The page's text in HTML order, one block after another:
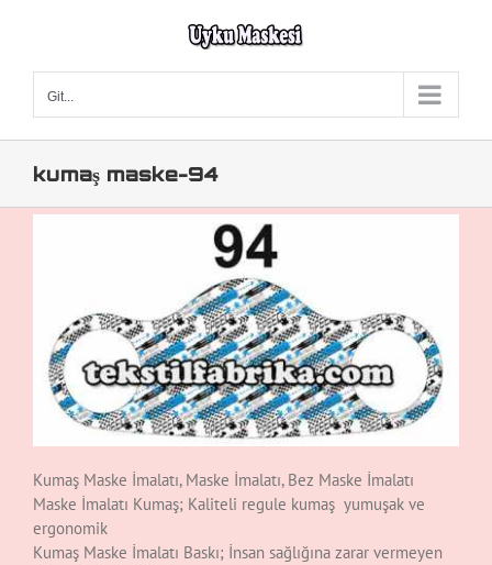
Git...
kumaş maske-94
Kumaş Maske İmalatı, Maske İmalatı, Bez Maske İmalatı
Maske İmalatı Kumaş; Kaliteli regule kumaş yumuşak ve
ergonomik
Kumaş Maske İmalatı Baskı; İnsan sağlığına zarar vermeyen